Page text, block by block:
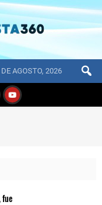
AGOSTO, 2026
fue